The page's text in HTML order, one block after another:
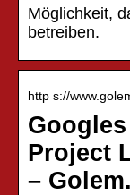
Möglichkeit,
betreiben.
http s://
Project
–